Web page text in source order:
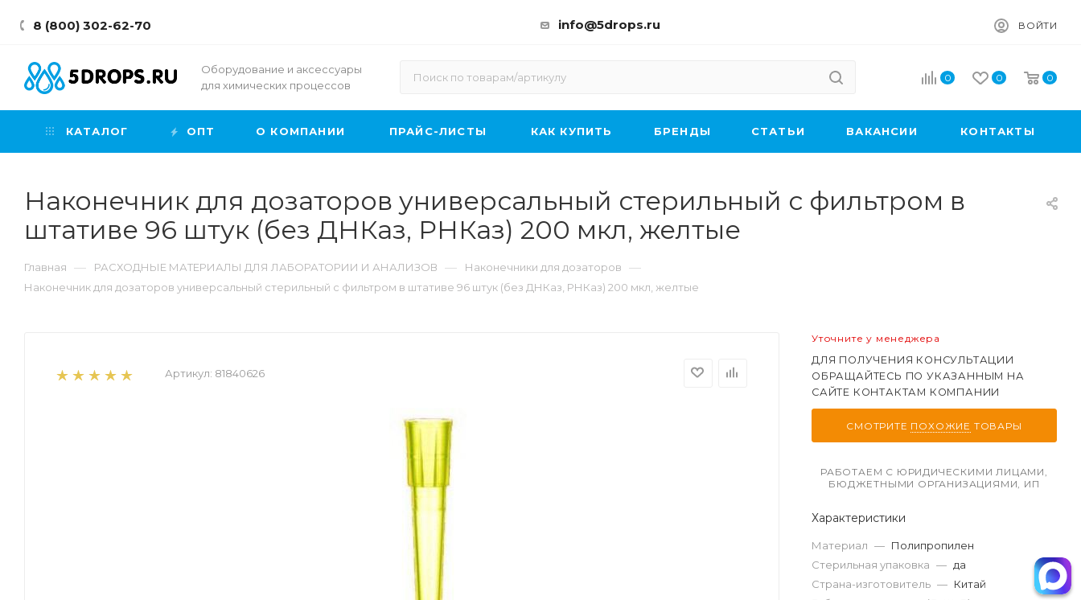
8 (800) 302-62-70 ВОЙТИ
info@5drops.ru
Оборудование и аксессуары
для химических процессов
0 0 0
КАТАЛОГ ОПТ О КОМПАНИИ ПРАЙС-ЛИСТЫ КАК КУПИТЬ БРЕНДЫ CТАТЬИ ВАКАНСИИ КОНТАКТЫ
Наконечник для дозаторов универсальный стерильный с фильтром в
штативе 96 штук (без ДНКаз, РНКаз) 200 мкл, желтые
Главная — РАСХОДНЫЕ МАТЕРИАЛЫ ДЛЯ ЛАБОРАТОРИИ И АНАЛИЗОВ — Наконечники для дозаторов —
Наконечник для дозаторов универсальный стерильный с фильтром в штативе 96 штук (без ДНКаз, РНКаз) 200 мкл, желтые
Артикул: 81840626
Уточните у менеджера
ДЛЯ ПОЛУЧЕНИЯ КОНСУЛЬТАЦИИ
ОБРАЩАЙТЕСЬ ПО УКАЗАННЫМ НА
САЙТЕ КОНТАКТАМ КОМПАНИИ
СМОТРИТЕ ПОХОЖИЕ ТОВАРЫ
РАБОТАЕМ С ЮРИДИЧЕСКИМИ ЛИЦАМИ,
БЮДЖЕТНЫМИ ОРГАНИЗАЦИЯМИ, ИП
Характеристики
Материал — Полипропилен
Стерильная упаковка — да
Страна-изготовитель — Китай